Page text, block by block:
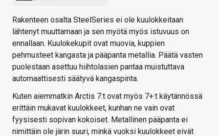
Rakenteen osalta SteelSeries ei ole kuulokkeitaan
lähtenyt muuttamaan ja sen myötä myös istuvuus on
ennallaan. Kuulokekupit ovat muovia, kuppien
pehmusteet kangasta ja pääpanta metallia. Päätä vasten
puolestaan asettuu hiihtolasien pantaa muistuttava
automaattisesti säätyvä kangaspinta.
Kuten aiemmatkin Arctis 7:t ovat myös 7+:t käytännössä
erittäin mukavat kuulokkeet, kunhan ne vain ovat
fyysisesti sopivan kokoiset. Metallinen pääpanta ei
nimittäin ole järin suuri, minkä vuoksi kuulokkeet eivät